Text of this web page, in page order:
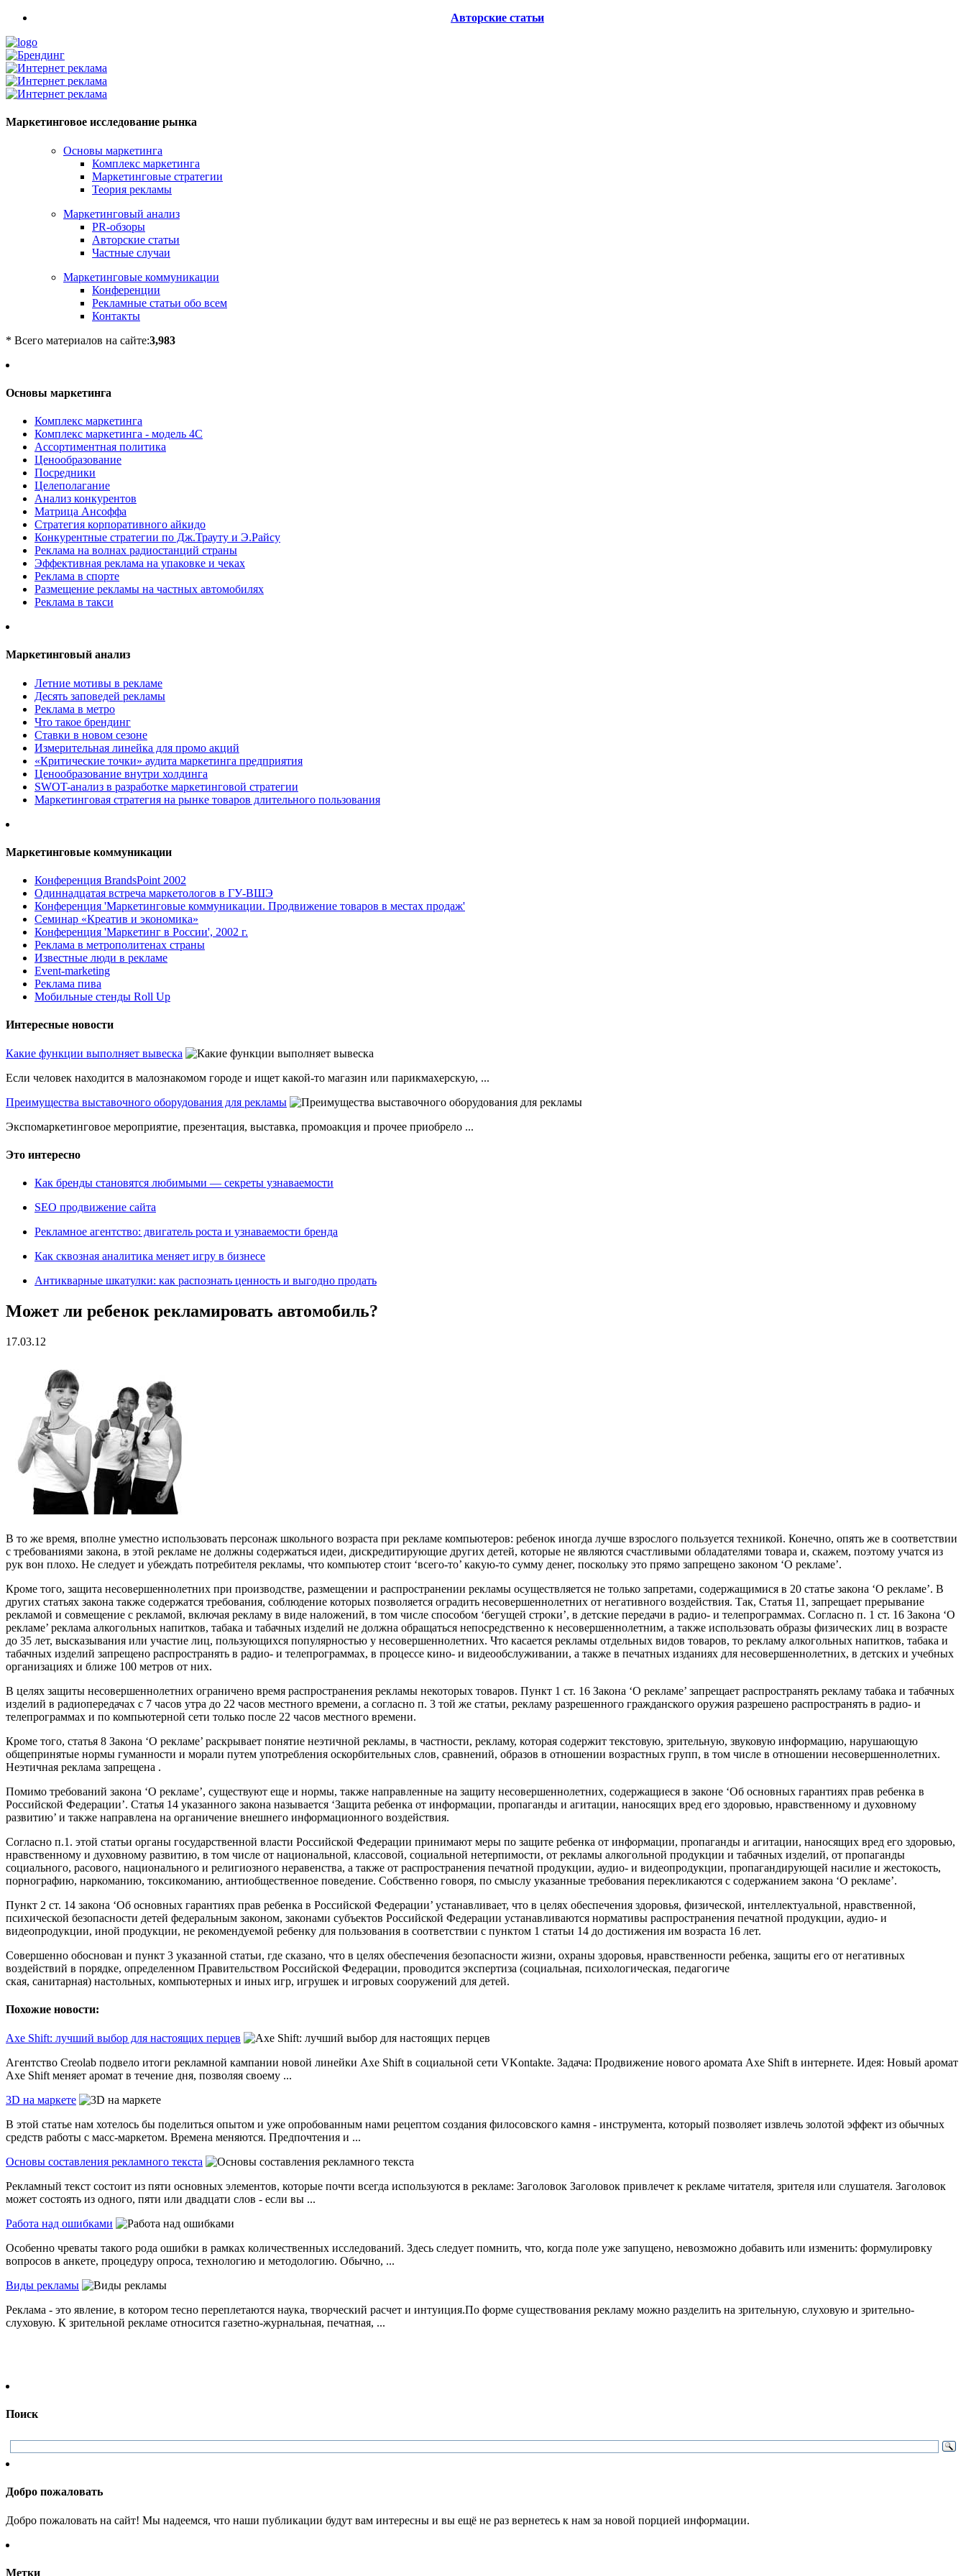
Авторские статьи
Маркетинговое исследование рынка
Основы маркетинга
Комплекс маркетинга
Маркетинговые стратегии
Теория рекламы
Маркетинговый анализ
PR-обзоры
Авторские статьи
Частные случаи
Маркетинговые коммуникации
Конференции
Рекламные статьи обо всем
Контакты
* Всего материалов на сайте:3,983
Основы маркетинга
Комплекс маркетинга
Комплекс маркетинга - модель 4С
Ассортиментная политика
Ценообразование
Посредники
Целеполагание
Анализ конкурентов
Матрица Ансоффа
Стратегия корпоративного айкидо
Конкурентные стратегии по Дж.Трауту и Э.Райсу
Реклама на волнах радиостанций страны
Эффективная реклама на упаковке и чеках
Реклама в спорте
Размещение рекламы на частных автомобилях
Реклама в такси
Маркетинговый анализ
Летние мотивы в рекламе
Десять заповедей рекламы
Реклама в метро
Что такое брендинг
Ставки в новом сезоне
Измерительная линейка для промо акций
«Критические точки» аудита маркетинга предприятия
Ценообразование внутри холдинга
SWOT-анализ в разработке маркетинговой стратегии
Маркетинговая стратегия на рынке товаров длительного пользования
Маркетинговые коммуникации
Конференция BrandsPoint 2002
Одиннадцатая встреча маркетологов в ГУ-ВШЭ
Конференция 'Маркетинговые коммуникации. Продвижение товаров в местах продаж'
Семинар «Креатив и экономика»
Конференция 'Маркетинг в России', 2002 г.
Реклама в метрополитенах страны
Известные люди в рекламе
Event-marketing
Реклама пива
Мобильные стенды Roll Up
Интересные новости
Какие функции выполняет вывеска
Если человек находится в малознакомом городе и ищет какой-то магазин или парикмахерскую, ...
Преимущества выставочного оборудования для рекламы
Экспомаркетинговое мероприятие, презентация, выставка, промоакция и прочее приобрело ...
Это интересно
Как бренды становятся любимыми — секреты узнаваемости
SEO продвижение сайта
Рекламное агентство: двигатель роста и узнаваемости бренда
Как сквозная аналитика меняет игру в бизнесе
Антикварные шкатулки: как распознать ценность и выгодно продать
Может ли ребенок рекламировать автомобиль?
17.03.12
В то же время, вполне уместно использовать персонаж школьного возраста при рекламе компьютеров: ребенок иногда лучше взрослого пользуется техникой. Конечно, опять же в соответствии
с требованиями закона, в этой рекламе не должны содержаться идеи, дискредитирующие других детей, которые не являются счастливыми обладателями товара и, скажем, поэтому учатся из
рук вон плохо. Не следует и убеждать потребителя рекламы, что компьютер стоит ‘всего-то’ какую-то сумму денег, поскольку это прямо запрещено законом ‘О рекламе’.
Кроме того, защита несовершеннолетних при производстве, размещении и распространении рекламы осуществляется не только запретами, содержащимися в 20 статье закона ‘О рекламе’. В
других статьях закона также содержатся требования, соблюдение которых позволяется оградить несовершеннолетних от негативного воздействия. Так, Статья 11, запрещает прерывание
рекламой и совмещение с рекламой, включая рекламу в виде наложений, в том числе способом ‘бегущей строки’, в детские передачи в радио- и телепрограммах. Согласно п. 1 ст. 16 Закона ‘О
рекламе’ реклама алкогольных напитков, табака и табачных изделий не должна обращаться непосредственно к несовершеннолетним, а также использовать образы физических лиц в возрасте
до 35 лет, высказывания или участие лиц, пользующихся популярностью у несовершеннолетних. Что касается рекламы отдельных видов товаров, то рекламу алкогольных напитков, табака и
табачных изделий запрещено распространять в радио- и телепрограммах, в процессе кино- и видеообслуживании, а также в печатных изданиях для несовершеннолетних, в детских и учебных
организациях и ближе 100 метров от них.
В целях защиты несовершеннолетних ограничено время распространения рекламы некоторых товаров. Пункт 1 ст. 16 Закона ‘О рекламе’ запрещает распространять рекламу табака и табачных
изделий в радиопередачах с 7 часов утра до 22 часов местного времени, а согласно п. 3 той же статьи, рекламу разрешенного гражданского оружия разрешено распространять в радио- и
телепрограммах и по компьютерной сети только после 22 часов местного времени.
Кроме того, статья 8 Закона ‘О рекламе’ раскрывает понятие неэтичной рекламы, в частности, рекламу, которая содержит текстовую, зрительную, звуковую информацию, нарушающую
общепринятые нормы гуманности и морали путем употребления оскорбительных слов, сравнений, образов в отношении возрастных групп, в том числе в отношении несовершеннолетних.
Неэтичная реклама запрещена .
Помимо требований закона ‘О рекламе’, существуют еще и нормы, также направленные на защиту несовершеннолетних, содержащиеся в законе ‘Об основных гарантиях прав ребенка в
Российской Федерации’. Статья 14 указанного закона называется ‘Защита ребенка от информации, пропаганды и агитации, наносящих вред его здоровью, нравственному и духовному
развитию’ и также направлена на органичение внешнего информационного воздействия.
Согласно п.1. этой статьи органы государственной власти Российской Федерации принимают меры по защите ребенка от информации, пропаганды и агитации, наносящих вред его здоровью,
нравственному и духовному развитию, в том числе от национальной, классовой, социальной нетерпимости, от рекламы алкогольной продукции и табачных изделий, от пропаганды
социального, расового, национального и религиозного неравенства, а также от распространения печатной продукции, аудио- и видеопродукции, пропагандирующей насилие и жестокость,
порнографию, наркоманию, токсикоманию, антиобщественное поведение. Собственно говоря, по смыслу указанные требования перекликаются с содержанием закона ‘О рекламе’.
Пункт 2 ст. 14 закона ‘Об основных гарантиях прав ребенка в Российской Федерации’ устанавливает, что в целях обеспечения здоровья, физической, интеллектуальной, нравственной,
психической безопасности детей федеральным законом, законами субъектов Российской Федерации устанавливаются нормативы распространения печатной продукции, аудио- и
видеопродукции, иной продукции, не рекомендуемой ребенку для пользования в соответствии с пунктом 1 статьи 14 до достижения им возраста 16 лет.
Совершенно обоснован и пункт 3 указанной статьи, где сказано, что в целях обеспечения безопасности жизни, охраны здоровья, нравственности ребенка, защиты его от негативных
воздействий в порядке, определенном Правительством Российской Федерации, проводится экспертиза (социальная, психологическая, педагогиче
ская, санитарная) настольных, компьютерных и иных игр, игрушек и игровых сооружений для детей.
Похожие новости:
Axe Shift: лучший выбор для настоящих перцев
Агентство Creolab подвело итоги рекламной кампании новой линейки Axe Shift в социальной сети VKontakte. Задача: Продвижение нового аромата Axe Shift в интернете. Идея: Новый аромат
Axe Shift меняет аромат в течение дня, позволяя своему ...
3D на маркете
В этой статье нам хотелось бы поделиться опытом и уже опробованным нами рецептом создания филосовского камня - инструмента, который позволяет извлечь золотой эффект из обычных
средств работы с масс-маркетом. Времена меняются. Предпочтения и ...
Основы составления рекламного текста
Рекламный текст состоит из пяти основных элементов, которые почти всегда используются в рекламе: Заголовок Заголовок привлечет к рекламе читателя, зрителя или слушателя. Заголовок
может состоять из одного, пяти или двадцати слов - если вы ...
Работа над ошибками
Особенно чреваты такого рода ошибки в рамках количественных исследований. Здесь следует помнить, что, когда поле уже запущено, невозможно добавить или изменить: формулировку
вопросов в анкете, процедуру опроса, технологию и методологию. Обычно, ...
Виды рекламы
Реклама - это явление, в котором тесно переплетаются наука, творческий расчет и интуиция.По форме существования рекламу можно разделить на зрительную, слуховую и зрительно-
слуховую. К зрительной рекламе относится газетно-журнальная, печатная, ...
Поиск
Добро пожаловать
Добро пожаловать на сайт! Мы надеемся, что наши публикации будут вам интересны и вы ещё не раз вернетесь к нам за новой порцией информации.
Метки